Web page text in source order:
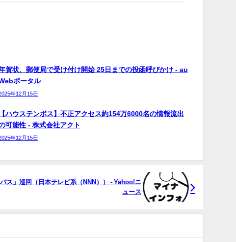
賀状、郵便局で受け付け開始 25日までの投函呼びかけ - au
ポータル
年12月15日
【ハウステンボス】不正アクセス約154万6000名の情報流出
可能性 - 株式会社アクト
年12月15日
ス」巡回（日本テレビ系（NNN）） - Yahoo!ニ
ュース